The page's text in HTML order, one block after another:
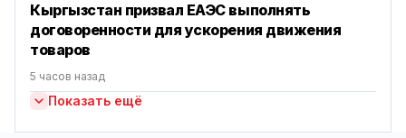
Кыргызстан призвал ЕАЭС выполнять
договоренности для ускорения движения
товаров
5 часов назад
Показать ещё